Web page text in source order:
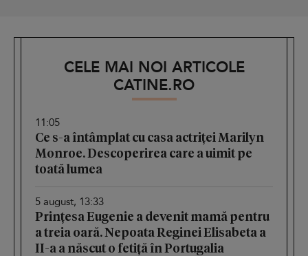
CELE MAI NOI ARTICOLE
CATINE.RO
11:05
Ce s-a întâmplat cu casa actriței Marilyn
Monroe. Descoperirea care a uimit pe
toată lumea
5 august, 13:33
Prințesa Eugenie a devenit mamă pentru
a treia oară. Nepoata Reginei Elisabeta a
II-a a născut o fetiță în Portugalia